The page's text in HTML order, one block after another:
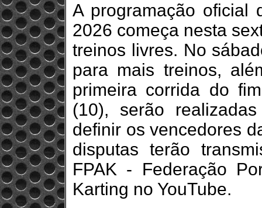
A programação oficial
2026 começa nesta
treinos livres. No
para mais treinos,
primeira corrida do
(10), serão
definir os vencedores
disputas terão
FPAK - Federação
Karting no YouTube.